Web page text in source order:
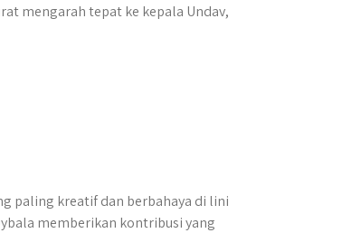
mengarah tepat ke kepala Undav,
paling kreatif dan berbahaya di lini
memberikan kontribusi yang